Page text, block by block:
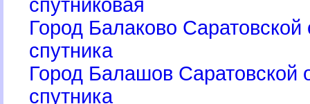
спутниковая
Город Балаково
спутника
Город Балашов Саратовской
спутника